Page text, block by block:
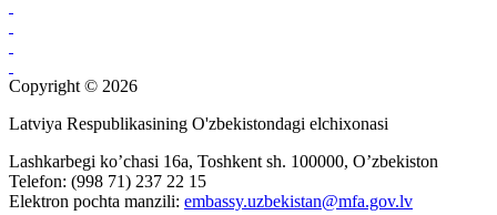
Copyright © 2026
Latviya Respublikasining O'zbekistondagi elchixonasi
Lashkarbegi ko’chasi 16а, Toshkent sh. 100000, O’zbekiston
Telefon: (998 71) 237 22 15
Elektron pochta manzili: embassy.uzbekistan@mfa.gov.lv